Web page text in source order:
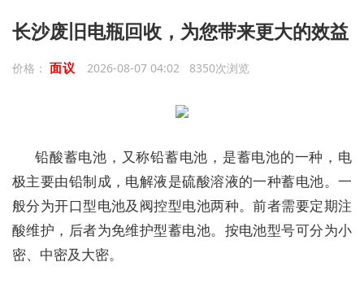
长沙废旧电瓶回收，为您带来更大的效益
价格： 面议 2026-08-07 04:02 8350次浏览
铅酸蓄电池，又称铅蓄电池，是蓄电池的一种，电
极主要由铅制成，电解液是硫酸溶液的一种蓄电池。一
般分为开口型电池及阀控型电池两种。前者需要定期注
酸维护，后者为免维护型蓄电池。按电池型号可分为小
密、中密及大密。